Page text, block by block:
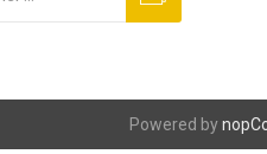
Powered by